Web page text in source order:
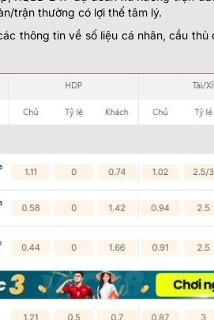
trận thường có lợi thế tâm lý.
thông tin về số liệu cá nhân, cầu